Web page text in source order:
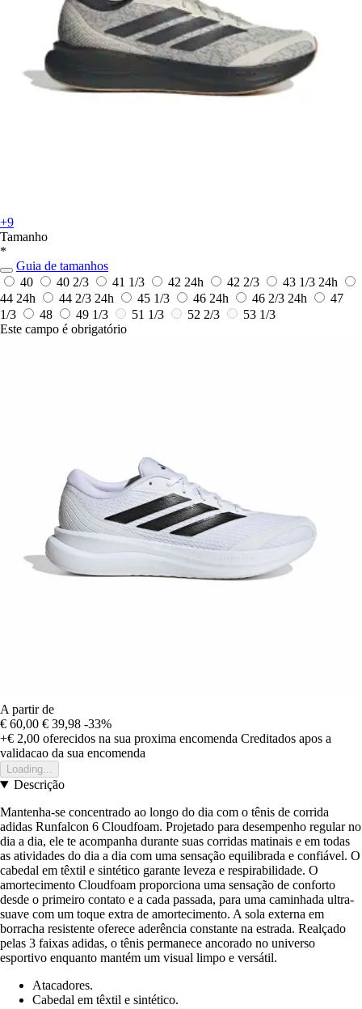
+9
Tamanho
*
Guia de tamanhos
40
40 2/3 41 1/3 42 24h 42 2/3 43 1/3 24h
44 24h 44 2/3 24h 45 1/3 46 24h 46 2/3 24h
47
1/3
48 49 1/3 51 1/3 52 2/3
53 1/3
Este campo é obrigatório
A partir de
€ 60,00 € 39,98 -33%
+€ 2,00 oferecidos na sua proxima encomenda Creditados apos a
validacao da sua encomenda
Loading...
Descrição
Mantenha-se concentrado ao longo do dia com o tênis de corrida
adidas Runfalcon 6 Cloudfoam. Projetado para desempenho regular no
dia a dia, ele te acompanha durante suas corridas matinais e em todas
as atividades do dia a dia com uma sensação equilibrada e confiável. O
cabedal em têxtil e sintético garante leveza e respirabilidade. O
amortecimento Cloudfoam proporciona uma sensação de conforto
desde o primeiro contato e a cada passada, para uma caminhada ultra-
suave com um toque extra de amortecimento. A sola externa em
borracha resistente oferece aderência constante na estrada. Realçado
pelas 3 faixas adidas, o tênis permanece ancorado no universo
esportivo enquanto mantém um visual limpo e versátil.
Atacadores.
Cabedal em têxtil e sintético.